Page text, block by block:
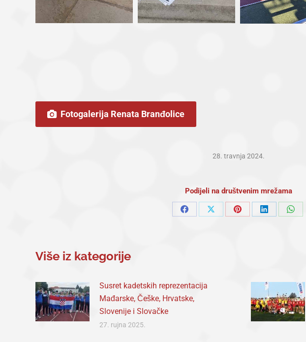
Fotogalerija Renata Branđolice
28. travnja 2024.
Podijeli na društvenim mrežama
Share
Share
Share
Share
Share
Više iz kategorije
Susret kadetskih reprezentacija
Mađarske, Češke, Hrvatske,
Slovenije i Slovačke
27. rujna 2025.